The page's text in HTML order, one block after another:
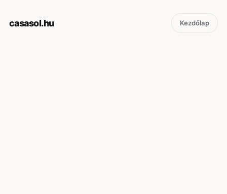
casasol.hu Kezdőlap